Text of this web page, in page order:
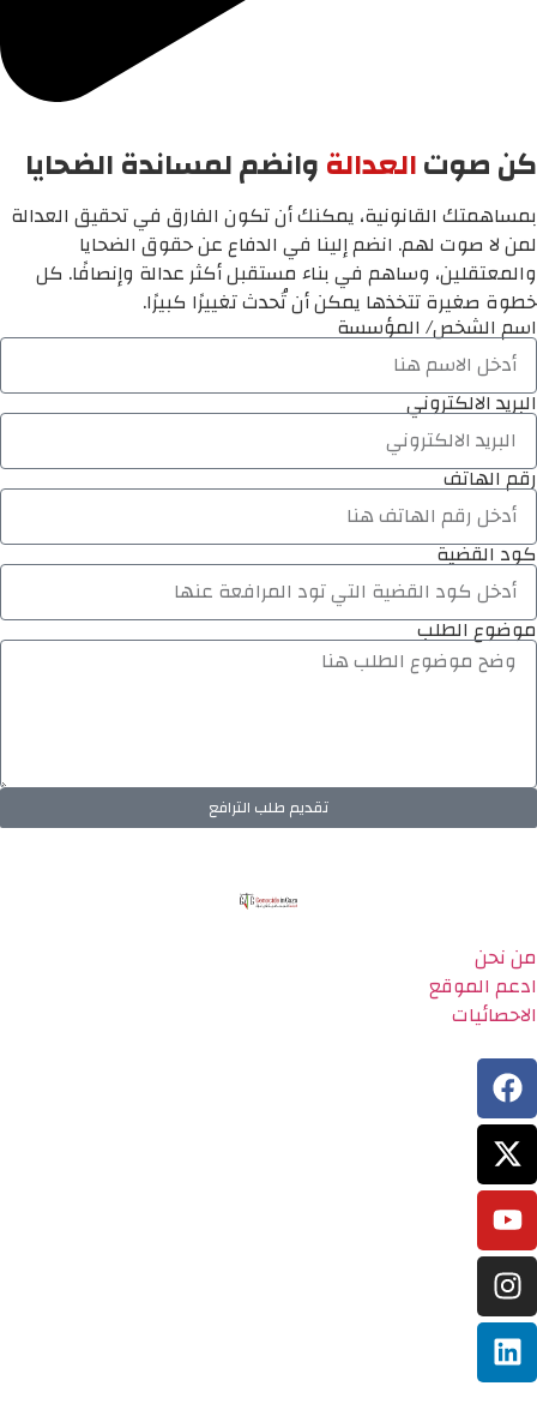
كن صوتالعدالةوانضم لمساندة الضحايا
بمساهمتك القانونية، يمكنك أن تكون الفارق في تحقيق العدالة
لمن لا صوت لهم. انضم إلينا في الدفاع عن حقوق الضحايا
والمعتقلين، وساهم في بناء مستقبل أكثر عدالة وإنصافًا. كل
خطوة صغيرة تتخذها يمكن أن تُحدث تغييرًا كبيرًا.
اسم الشخص/ المؤسسة
البريد الالكتروني
رقم الهاتف
كود القضية
موضوع الطلب
تقديم طلب الترافع
من نحن
ادعم الموقع
الاحصائيات